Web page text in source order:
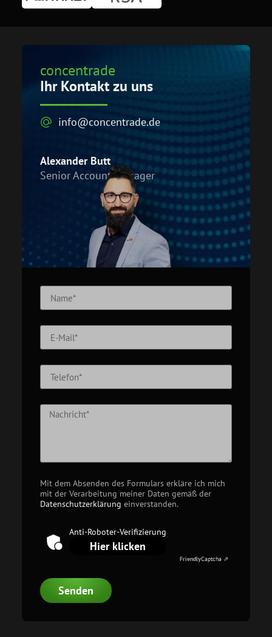
concentrade
Ihr Kontakt zu uns
info@concentrade.de
Alexander Butt
Senior Account Manager
Mit dem Absenden des Formulars erkläre ich mich
mit der Verarbeitung meiner Daten gemäß der
Datenschutzerklärung einverstanden.
Anti-Roboter-Verifizierung
Hier klicken
FriendlyCaptcha ⇗
Senden